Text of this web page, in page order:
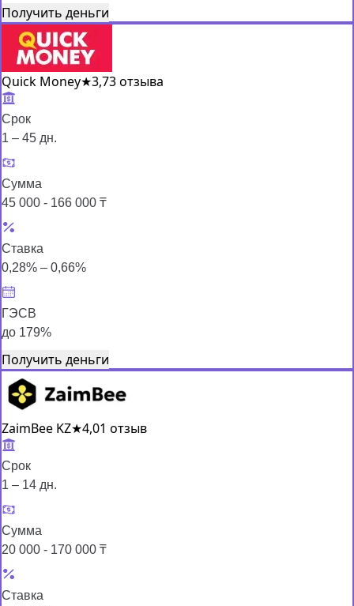
Получить деньги
Quick Money★3,73 отзыва
Срок
1 – 45 дн.
Сумма
45 000 - 166 000 ₸
Ставка
0,28% – 0,66%
ГЭСВ
до 179%
Получить деньги
ZaimBee KZ★4,01 отзыв
Срок
1 – 14 дн.
Сумма
20 000 - 170 000 ₸
Ставка